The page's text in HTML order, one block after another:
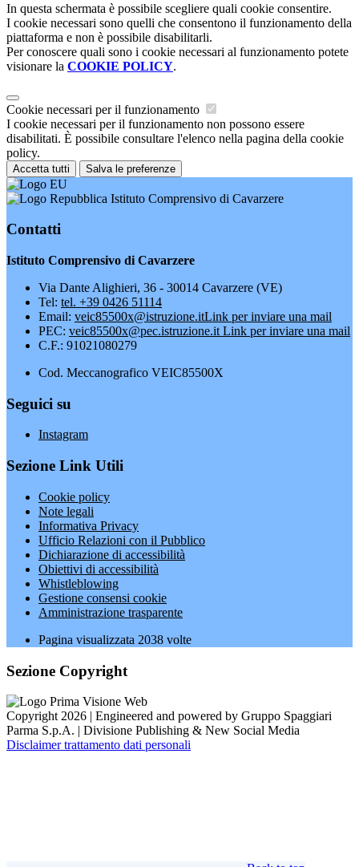
In questa schermata è possibile scegliere quali cookie consentire.
I cookie necessari sono quelli che consentono il funzionamento della
piattaforma e non è possibile disabilitarli.
Per conoscere quali sono i cookie necessari al funzionamento potete
visionare la COOKIE POLICY.
Cookie necessari per il funzionamento
I cookie necessari per il funzionamento non possono essere
disabilitati. È possibile consultare l'elenco nella pagina della cookie
policy.
Accetta tutti Salva le preferenze
Istituto Comprensivo di Cavarzere
Contatti
Istituto Comprensivo di Cavarzere
Via Dante Alighieri, 36 - 30014 Cavarzere (VE)
Tel: tel. +39 0426 51114
Email: veic85500x@istruzione.itLink per inviare una mail
PEC: veic85500x@pec.istruzione.it Link per inviare una mail
C.F.: 91021080279
Cod. Meccanografico VEIC85500X
Seguici su
Instagram
Sezione Link Utili
Cookie policy
Note legali
Informativa Privacy
Ufficio Relazioni con il Pubblico
Dichiarazione di accessibilità
Obiettivi di accessibilità
Whistleblowing
Gestione consensi cookie
Amministrazione trasparente
Pagina visualizzata 2038 volte
Sezione Copyright
Copyright 2026 | Engineered and powered by Gruppo Spaggiari
Parma S.p.A. | Divisione Publishing & New Social Media
Disclaimer trattamento dati personali